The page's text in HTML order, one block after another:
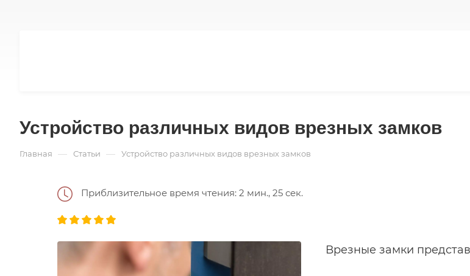
Устройство различных видов врезных замков
Главная — Статьи — Устройство различных видов врезных замков
Приблизительное время чтения: 2 мин., 25 сек.
Врезные замки